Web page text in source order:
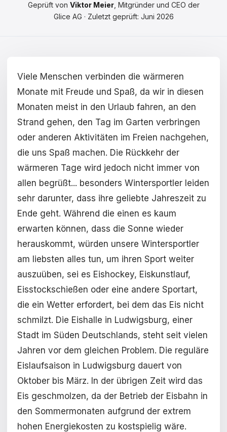
Română
中文
Slovenčina
Türkçe
العربية
Geprüft von Viktor Meier, Mitgründer und CEO der
Glice AG · Zuletzt geprüft: Juni 2026
Viele Menschen verbinden die wärmeren
Monate mit Freude und Spaß, da wir in diesen
Monaten meist in den Urlaub fahren, an den
Strand gehen, den Tag im Garten verbringen
oder anderen Aktivitäten im Freien nachgehen,
die uns Spaß machen. Die Rückkehr der
wärmeren Tage wird jedoch nicht immer von
allen begrüßt... besonders Wintersportler leiden
sehr darunter, dass ihre geliebte Jahreszeit zu
Ende geht. Während die einen es kaum
erwarten können, dass die Sonne wieder
herauskommt, würden unsere Wintersportler
am liebsten alles tun, um ihren Sport weiter
auszuüben, sei es Eishockey, Eiskunstlauf,
Eisstockschießen oder eine andere Sportart,
die ein Wetter erfordert, bei dem das Eis nicht
schmilzt. Die Eishalle in Ludwigsburg, einer
Stadt im Süden Deutschlands, steht seit vielen
Jahren vor dem gleichen Problem. Die reguläre
Eislaufsaison in Ludwigsburg dauert von
Oktober bis März. In der übrigen Zeit wird das
Eis geschmolzen, da der Betrieb der Eisbahn in
den Sommermonaten aufgrund der extrem
hohen Energiekosten zu kostspielig wäre.